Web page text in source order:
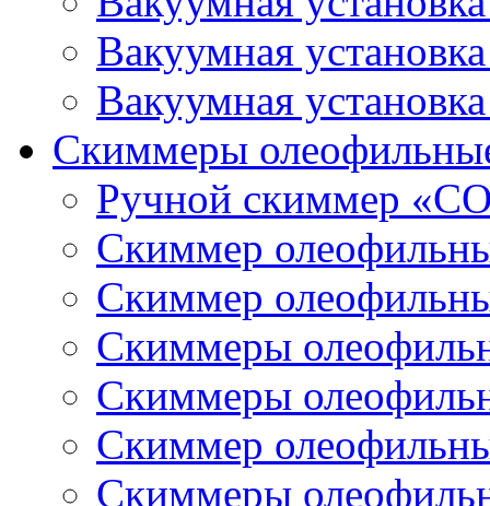
Вакуумная
Вакуумная
Скиммеры
Ручной скиммер
Скиммер
Скиммер
Скиммеры
Скиммеры
Скиммер
Скиммеры